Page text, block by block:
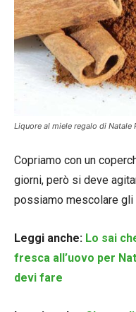
Liquore al miele regalo di Natale
Copriamo con un
giorni, però si deve
possiamo mescolare gli
Leggi anche: Lo sai
fresca all’uovo per
devi fare